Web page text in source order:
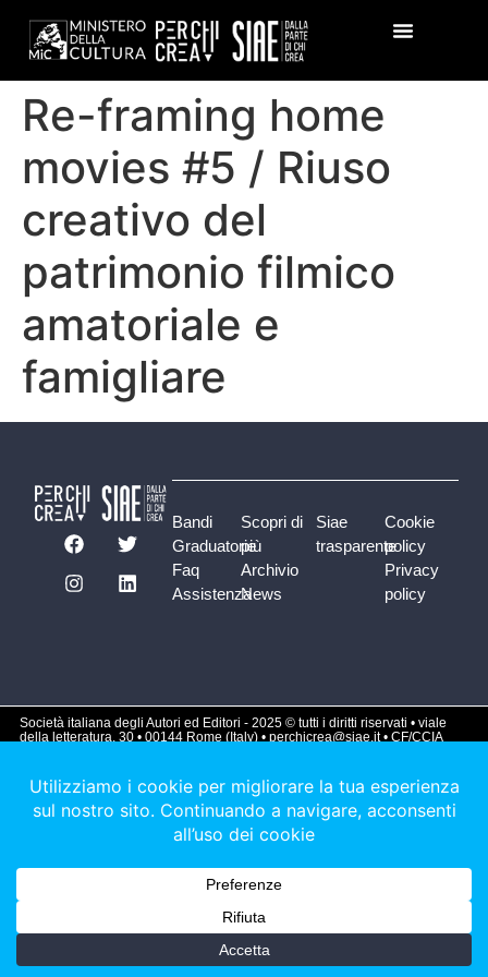
Re-framing home
movies #5 / Riuso
creativo del
patrimonio filmico
amatoriale e
famigliare
Bandi
Graduatorie
Faq
Assistenza
Scopri di
più
Archivio
News
Siae
trasparente
Cookie
policy
Privacy
policy
Società italiana degli Autori ed Editori - 2025 © tutti i diritti riservati • viale
della letteratura, 30 • 00144 Rome (Italy) • perchicrea@siae.it • CF/CCIA